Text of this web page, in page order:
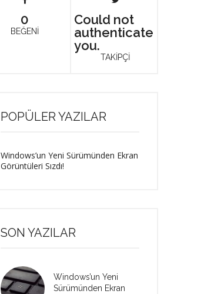
0
BEĞENİ
Could not
authenticate
you.
TAKİPÇİ
POPÜLER YAZILAR
Windows’un Yeni Sürümünden Ekran
Görüntüleri Sızdı!
SON YAZILAR
Windows’un Yeni
Sürümünden Ekran